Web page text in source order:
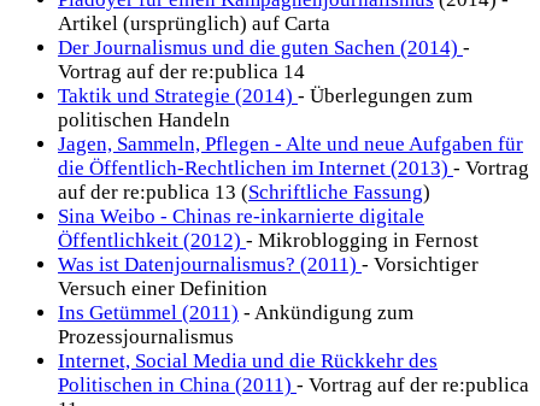
Artikel (ursprünglich) auf Carta
Der Journalismus und die guten Sachen (2014) -
Vortrag auf der re:publica 14
Taktik und Strategie (2014) - Überlegungen zum
politischen Handeln
Jagen, Sammeln, Pflegen - Alte und neue Aufgaben für
die Öffentlich-Rechtlichen im Internet (2013) - Vortrag
auf der re:publica 13 (Schriftliche Fassung)
Sina Weibo - Chinas re-inkarnierte digitale
Öffentlichkeit (2012) - Mikroblogging in Fernost
Was ist Datenjournalismus? (2011) - Vorsichtiger
Versuch einer Definition
Ins Getümmel (2011) - Ankündigung zum
Prozessjournalismus
Internet, Social Media und die Rückkehr des
Politischen in China (2011) - Vortrag auf der re:publica